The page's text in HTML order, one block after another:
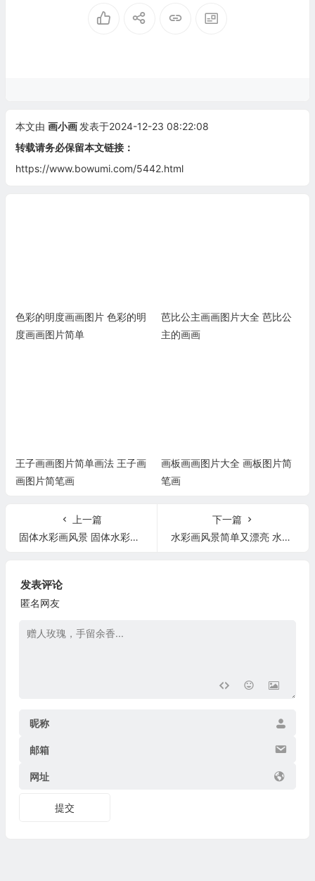
本文由 画小画 发表于2024-12-23 08:22:08
转载请务必保留本文链接：
https://www.bowumi.com/5442.html
色彩的明度画画图片 色彩的明
度画画图片简单
芭比公主画画图片大全 芭比公
主的画画
王子画画图片简单画法 王子画
画图片简笔画
画板画画图片大全 画板图片简
笔画
上一篇
固体水彩画风景 固体水彩画风景简单初学者
下一篇
水彩画风景简单又漂亮 水彩画风景简单又漂亮横版图片
发表评论
匿名网友
昵称
邮箱
网址
提交